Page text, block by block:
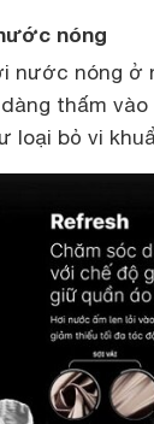
nóng
nóng ở
thấm
loại bỏ vi